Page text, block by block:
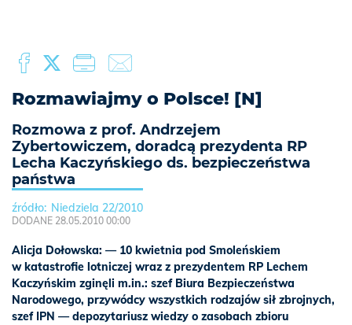
Rozmawiajmy o Polsce! [N]
Rozmowa z prof. Andrzejem
Zybertowiczem, doradcą prezydenta RP
Lecha Kaczyńskiego ds. bezpieczeństwa
państwa
Niedziela 22/2010
DODANE 28.05.2010 00:00
Alicja Dołowska: — 10 kwietnia pod Smoleńskiem
w katastrofie lotniczej wraz z prezydentem RP Lechem
Kaczyńskim zginęli m.in.: szef Biura Bezpieczeństwa
Narodowego, przywódcy wszystkich rodzajów sił zbrojnych,
szef IPN — depozytariusz wiedzy o zasobach zbioru